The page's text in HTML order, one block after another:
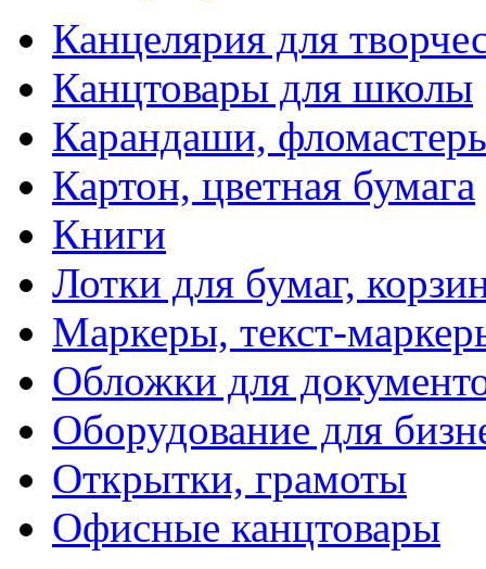
Канцелярия для
Канцтовары для школы
Карандаши,
Картон, цветная бумага
Книги
Лотки для бумаг,
Маркеры, текст-
Обложки для
Оборудование для
Открытки, грамоты
Офисные канцтовары